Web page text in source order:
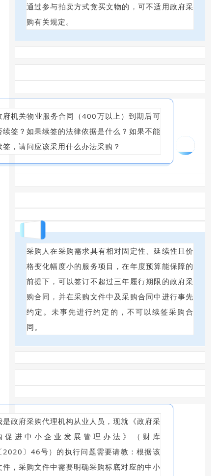
通过参与拍卖方式竞买文物的，可不适用政府采
购有关规定。
府机关物业服务合同（400万以上）到期后可
续签？如果续签的法律依据是什么？如果不能
签，请问应该采用什么办法采购？
采购人在采购需求具有相对固定性、延续性且价
格变化幅度小的服务项目，在年度预算能保障的
前提下，可以签订不超过三年履行期限的政府采
购合同，并在采购文件中及采购合同中进行事先
约定。未事先进行约定的，不可以续签采购合
同。
是政府采购代理机构从业人员，现就《政府采
促进中小企业发展管理办法》（财库
2020〕46号）的执行问题需要请教：根据该
件，采购文件中需要明确采购标底对应的中小